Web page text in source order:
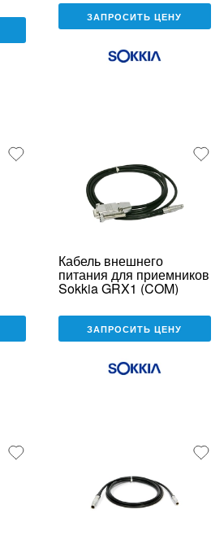
ЗАПРОСИТЬ ЦЕНУ
Кабель внешнего
питания для приемников
Sokkia GRX1 (COM)
ЗАПРОСИТЬ ЦЕНУ